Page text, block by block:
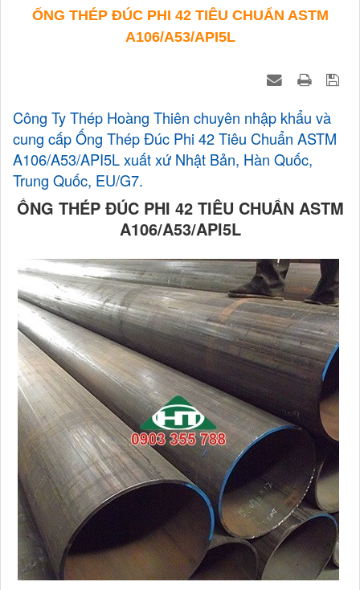
ỐNG THÉP ĐÚC PHI 42 TIÊU CHUẨN ASTM
A106/A53/API5L
Công Ty Thép Hoàng Thiên chuyên nhập khẩu và
cung cấp Ống Thép Đúc Phi 42 Tiêu Chuẩn ASTM
A106/A53/API5L xuất xứ Nhật Bản, Hàn Quốc,
Trung Quốc, EU/G7.
ỐNG THÉP ĐÚC PHI 42 TIÊU CHUẨN ASTM
A106/A53/API5L